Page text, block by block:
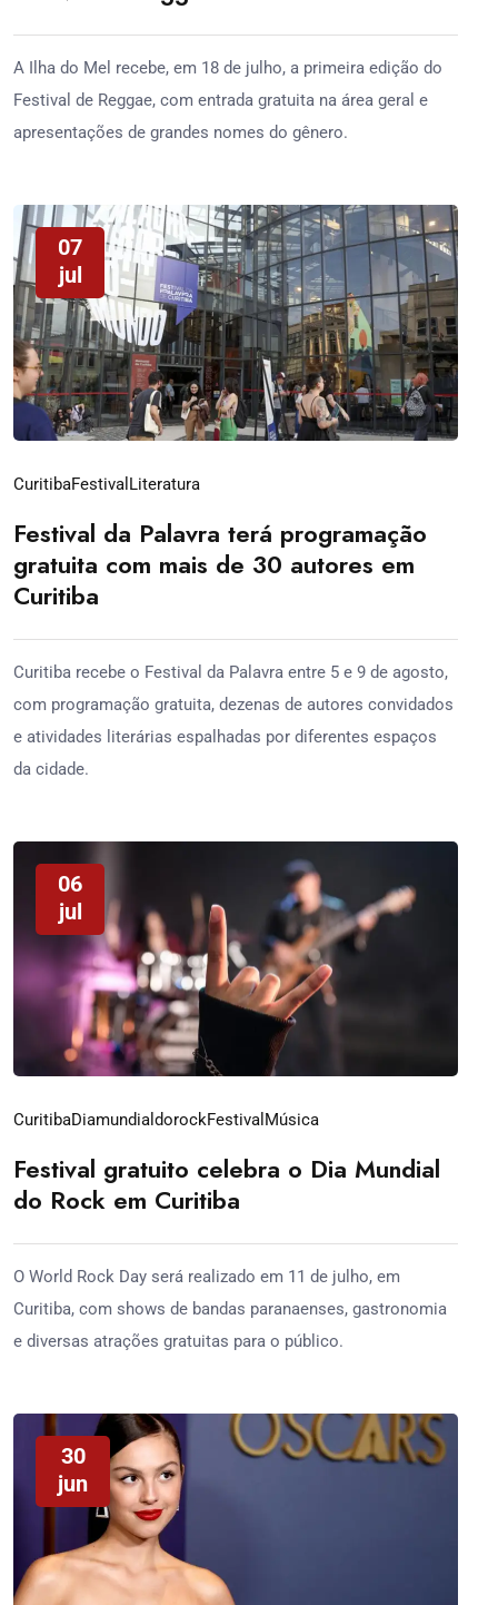
A Ilha do Mel recebe, em 18 de julho, a primeira edição do
Festival de Reggae, com entrada gratuita na área geral e
apresentações de grandes nomes do gênero.
07
jul
CuritibaFestival Literatura
Festival da Palavra terá programação
gratuita com mais de 30 autores em
Curitiba
Curitiba recebe o Festival da Palavra entre 5 e 9 de agosto,
com programação gratuita, dezenas de autores convidados
e atividades literárias espalhadas por diferentes espaços
da cidade.
06
jul
CuritibaDiamundialdorockFestival Música
Festival gratuito celebra o Dia Mundial
do Rock em Curitiba
O World Rock Day será realizado em 11 de julho, em
Curitiba, com shows de bandas paranaenses, gastronomia
e diversas atrações gratuitas para o público.
30
jun